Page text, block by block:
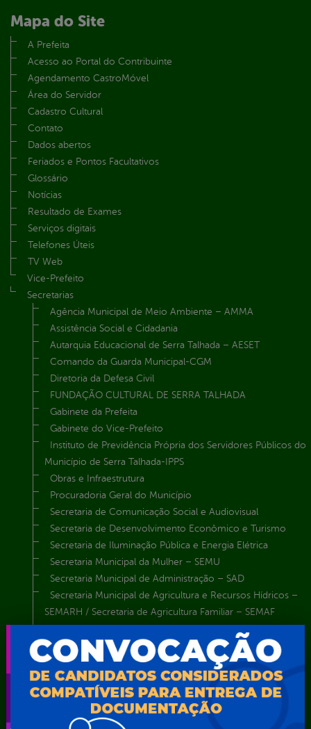
Mapa do Site
A Prefeita
Acesso ao Portal do Contribuinte
Agendamento CastroMóvel
Área do Servidor
Cadastro Cultural
Contato
Dados abertos
Feriados e Pontos Facultativos
Glossário
Notícias
Resultado de Exames
Serviços digitais
Telefones Úteis
TV Web
Vice-Prefeito
Secretarias
Agência Municipal de Meio Ambiente – AMMA
Assistência Social e Cidadania
Autarquia Educacional de Serra Talhada – AESET
Comando da Guarda Municipal-CGM
Diretoria da Defesa Civil
FUNDAÇÃO CULTURAL DE SERRA TALHADA
Gabinete da Prefeita
Gabinete do Vice-Prefeito
Instituto de Previdência Própria dos Servidores Públicos do
Município de Serra Talhada-IPPS
Obras e Infraestrutura
Procuradoria Geral do Município
Secretaria de Comunicação Social e Audiovisual
Secretaria de Desenvolvimento Econômico e Turismo
Secretaria de Iluminação Pública e Energia Elétrica
Secretaria Municipal da Mulher – SEMU
Secretaria Municipal de Administração – SAD
Secretaria Municipal de Agricultura e Recursos Hídricos –
SEMARH / Secretaria de Agricultura Familiar – SEMAF
Secretaria Municipal de Esporte e Lazer – SEMEL
Secretaria Municipal de Finanças – SECFIN
Secretaria Municipal de Governo – SEGOV
Secretaria Municipal de Meio Ambiente – SEMA
Secretaria Municipal de Planejamento e Gestão – SEPLAG